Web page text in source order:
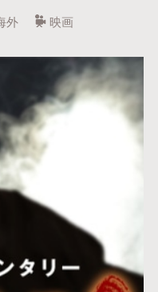
ーから探す 特集から探す
調達額が大きいプロジェクト
外 映画